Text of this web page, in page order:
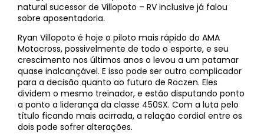
natural sucessor de Villopoto – RV inclusive já falou
sobre aposentadoria.
Ryan Villopoto é hoje o piloto mais rápido do AMA
Motocross, possivelmente de todo o esporte, e seu
crescimento nos últimos anos o levou a um patamar
quase inalcançável. E isso pode ser outro complicador
para a decisão quanto ao futuro de Roczen. Eles
dividem o mesmo treinador, e estão disputando ponto
a ponto a liderança da classe 450SX. Com a luta pelo
título ficando mais acirrada, a relação cordial entre os
dois pode sofrer alterações.